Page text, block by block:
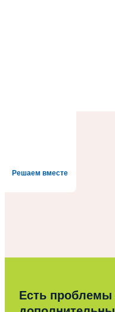
Решаем вместе
Есть проблемы